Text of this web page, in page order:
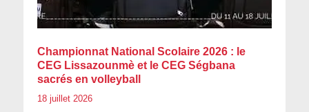
Championnat National Scolaire 2026 : le
CEG Lissazounmè et le CEG Ségbana
sacrés en volleyball
18 juillet 2026